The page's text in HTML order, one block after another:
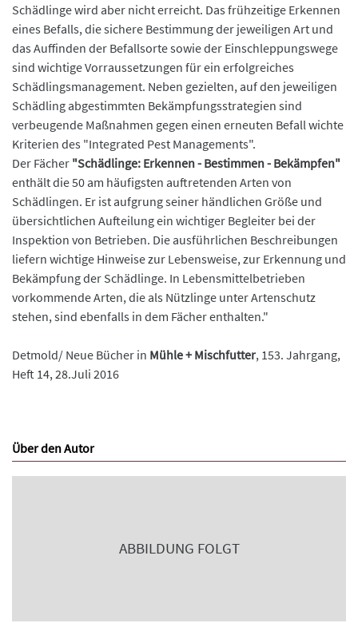
Schädlinge wird aber nicht erreicht. Das frühzeitige Erkennen
eines Befalls, die sichere Bestimmung der jeweiligen Art und
das Auffinden der Befallsorte sowie der Einschleppungswege
sind wichtige Vorraussetzungen für ein erfolgreiches
Schädlingsmanagement. Neben gezielten, auf den jeweiligen
Schädling abgestimmten Bekämpfungsstrategien sind
verbeugende Maßnahmen gegen einen erneuten Befall wichte
Kriterien des "Integrated Pest Managements".
Der Fächer "Schädlinge: Erkennen - Bestimmen - Bekämpfen"
enthält die 50 am häufigsten auftretenden Arten von
Schädlingen. Er ist aufgrung seiner händlichen Größe und
übersichtlichen Aufteilung ein wichtiger Begleiter bei der
Inspektion von Betrieben. Die ausführlichen Beschreibungen
liefern wichtige Hinweise zur Lebensweise, zur Erkennung und
Bekämpfung der Schädlinge. In Lebensmittelbetrieben
vorkommende Arten, die als Nützlinge unter Artenschutz
stehen, sind ebenfalls in dem Fächer enthalten."
Detmold/ Neue Bücher in Mühle + Mischfutter, 153. Jahrgang,
Heft 14, 28.Juli 2016
Über den Autor
ABBILDUNG FOLGT